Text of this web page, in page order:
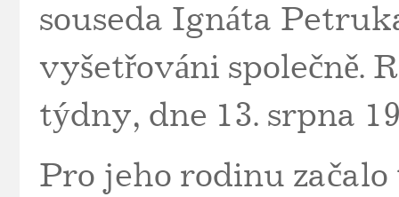
souseda Ignáta
vyšetřováni společně.
týdny, dne 13. srpna
Pro jeho rodinu